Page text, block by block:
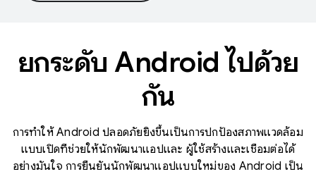
ยกระดับ Android ไปด้วย
กัน
การทำให้ Android ปลอดภัยยิ่งขึ้นเป็นการปกป้องสภาพแวดล้อม
แบบเปิดที่ช่วยให้นักพัฒนาแอปและ ผู้ใช้สร้างและเชื่อมต่อได้
อย่างมั่นใจ การยืนยันนักพัฒนาแอปแบบใหม่ของ Android เป็น